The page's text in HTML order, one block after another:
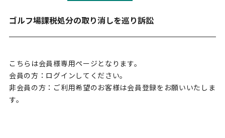
ゴルフ場課税処分の取り消しを巡り訴訟
こちらは会員様専用ページとなります。
会員の方：ログインしてください。
非会員の方：ご利用希望のお客様は会員登録をお願いいたしま
す。